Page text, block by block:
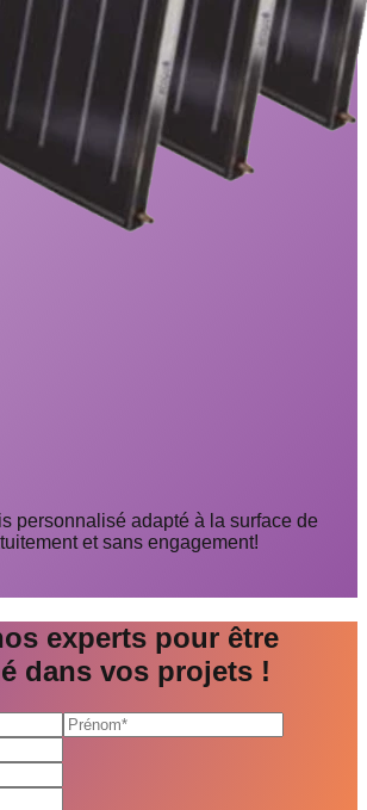
personnalisé adapté à la surface de
et sans engagement!
experts pour être
dans vos projets !